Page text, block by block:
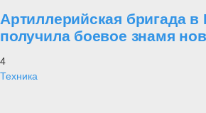
Артиллерийская бригада в
получила боевое знамя
4
Техника